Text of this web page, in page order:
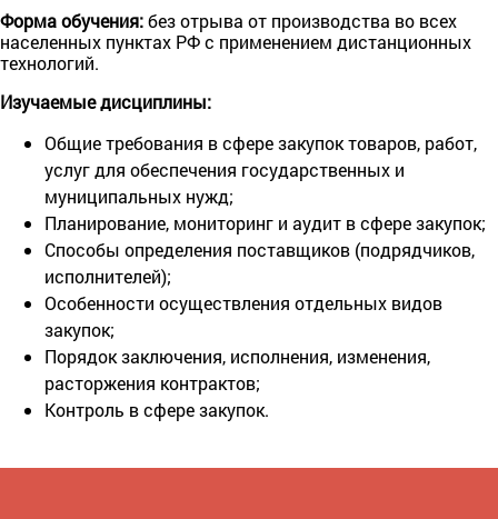
Форма обучения:без отрыва от производства во всех
населенных пунктах РФ с применением дистанционных
технологий.
Изучаемые дисциплины:
Общие требования в сфере закупок товаров, работ,
услуг для обеспечения государственных и
муниципальных нужд;
Планирование, мониторинг и аудит в сфере закупок;
Способы определения поставщиков (подрядчиков,
исполнителей);
Особенности осуществления отдельных видов
закупок;
Порядок заключения, исполнения, изменения,
расторжения контрактов;
Контроль в сфере закупок.